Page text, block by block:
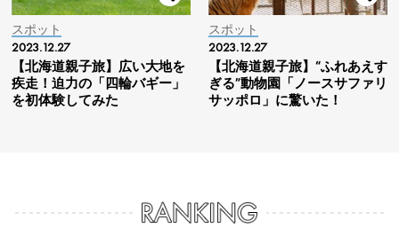
スポット
2023.12.27
【北海道親子旅】広い大地を
疾走！迫力の「四輪バギー」
を初体験してみた
スポット
2023.12.27
【北海道親子旅】“ふれあえす
ぎる”動物園「ノースサファリ
サッポロ」に驚いた！